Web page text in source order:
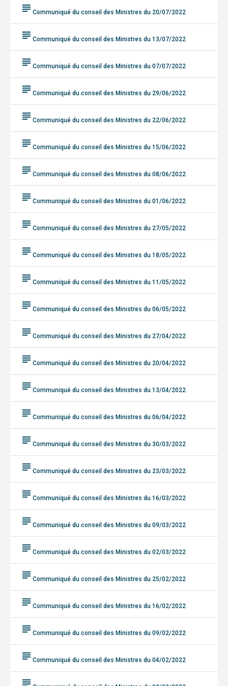
subject Communiqué du conseil des Ministres du 20/07/2022
subject Communiqué du conseil des Ministres du 13/07/2022
subject Communiqué du conseil des Ministres du 07/07/2022
subject Communiqué du conseil des Ministres du 29/06/2022
subject Communiqué du conseil des Ministres du 22/06/2022
subject Communiqué du conseil des Ministres du 15/06/2022
subject Communiqué du conseil des Ministres du 08/06/2022
subject Communiqué du conseil des Ministres du 01/06/2022
subject Communiqué du conseil des Ministres du 27/05/2022
subject Communiqué du conseil des Ministres du 18/05/2022
subject Communiqué du conseil des Ministres du 11/05/2022
subject Communiqué du conseil des Ministres du 06/05/2022
subject Communiqué du conseil des Ministres du 27/04/2022
subject Communiqué du conseil des Ministres du 20/04/2022
subject Communiqué du conseil des Ministres du 13/04/2022
subject Communiqué du conseil des Ministres du 06/04/2022
subject Communiqué du conseil des Ministres du 30/03/2022
subject Communiqué du conseil des Ministres du 23/03/2022
subject Communiqué du conseil des Ministres du 16/03/2022
subject Communiqué du conseil des Ministres du 09/03/2022
subject Communiqué du conseil des Ministres du 02/03/2022
subject Communiqué du conseil des Ministres du 25/02/2022
subject Communiqué du conseil des Ministres du 16/02/2022
subject Communiqué du conseil des Ministres du 09/02/2022
subject Communiqué du conseil des Ministres du 04/02/2022
subject